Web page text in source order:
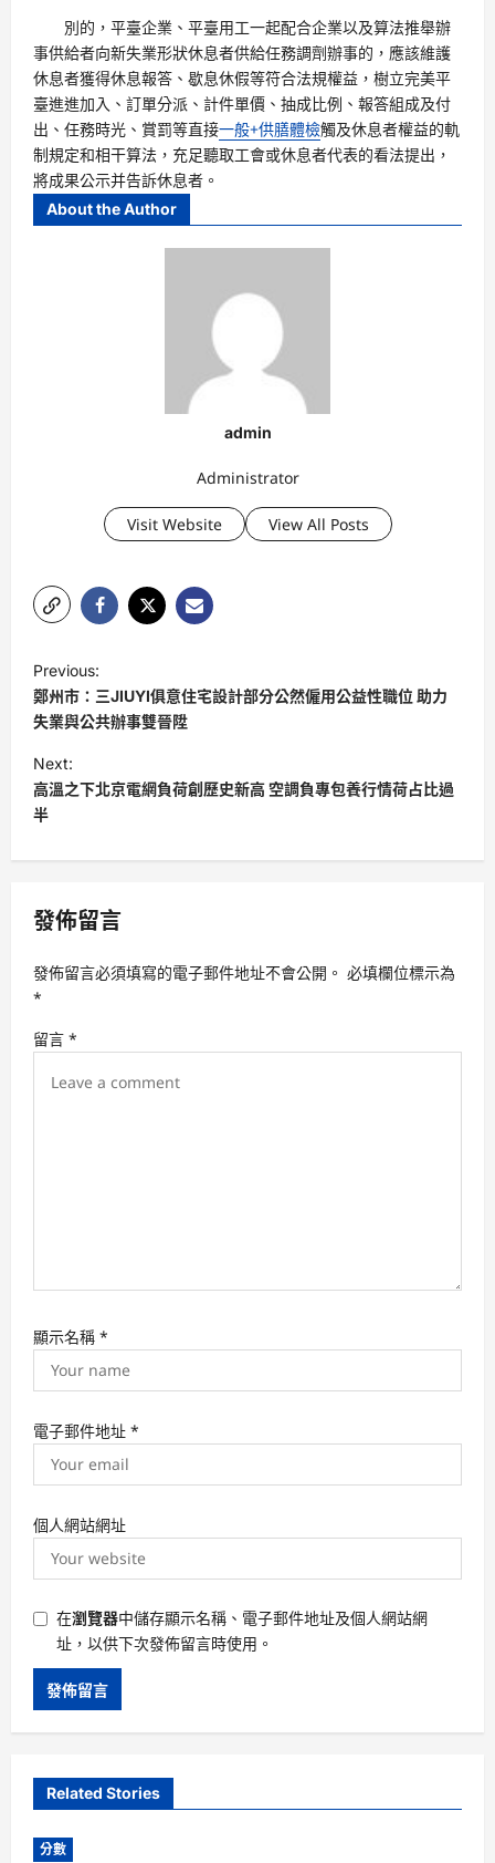
別的，平臺企業、平臺用工一起配合企業以及算法推舉辦
事供給者向新失業形狀休息者供給任務調劑辦事的，應該維護
休息者獲得休息報答、歇息休假等符合法規權益，樹立完美平
臺進進加入、訂單分派、計件單價、抽成比例、報答組成及付
出、任務時光、賞罰等直接一般+供膳體檢觸及休息者權益的軌
制規定和相干算法，充足聽取工會或休息者代表的看法提出，
將成果公示并告訴休息者。
About the Author
admin
Administrator
Visit Website View All Posts
o
s
t
n
a
v
g
a
t
i
Previous:
鄭州市：三JIUYI俱意住宅設計部分公然僱用公益性職位 助力
失業與公共辦事雙晉陞
Next:
高溫之下北京電網負荷創歷史新高 空調負專包養行情荷占比過
半
發佈留言
發佈留言必須填寫的電子郵件地址不會公開。 必填欄位標示為
*
留言 *
顯示名稱 *
電子郵件地址 *
個人網站網址
在瀏覽器中儲存顯示名稱、電子郵件地址及個人網站網
址，以供下次發佈留言時使用。
Related Stories
分數